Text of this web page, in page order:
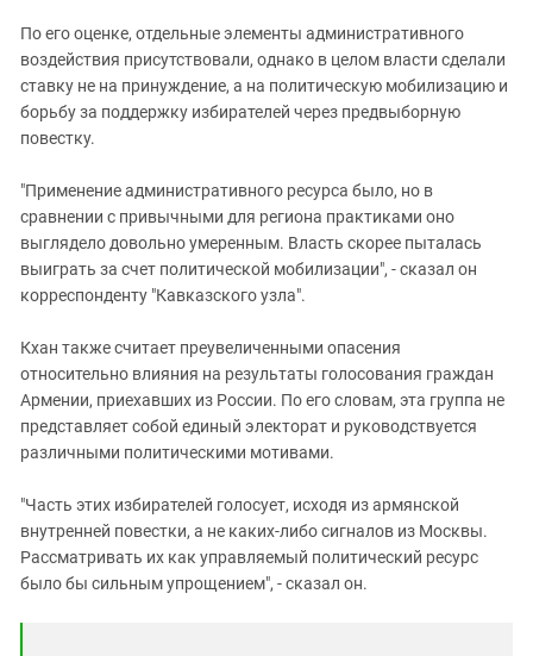
По его оценке, отдельные элементы административного
воздействия присутствовали, однако в целом власти сделали
ставку не на принуждение, а на политическую мобилизацию и
борьбу за поддержку избирателей через предвыборную
повестку.
"Применение административного ресурса было, но в
сравнении с привычными для региона практиками оно
выглядело довольно умеренным. Власть скорее пыталась
выиграть за счет политической мобилизации", - сказал он
корреспонденту "Кавказского узла".
Кхан также считает преувеличенными опасения
относительно влияния на результаты голосования граждан
Армении, приехавших из России. По его словам, эта группа не
представляет собой единый электорат и руководствуется
различными политическими мотивами.
"Часть этих избирателей голосует, исходя из армянской
внутренней повестки, а не каких-либо сигналов из Москвы.
Рассматривать их как управляемый политический ресурс
было бы сильным упрощением", - сказал он.